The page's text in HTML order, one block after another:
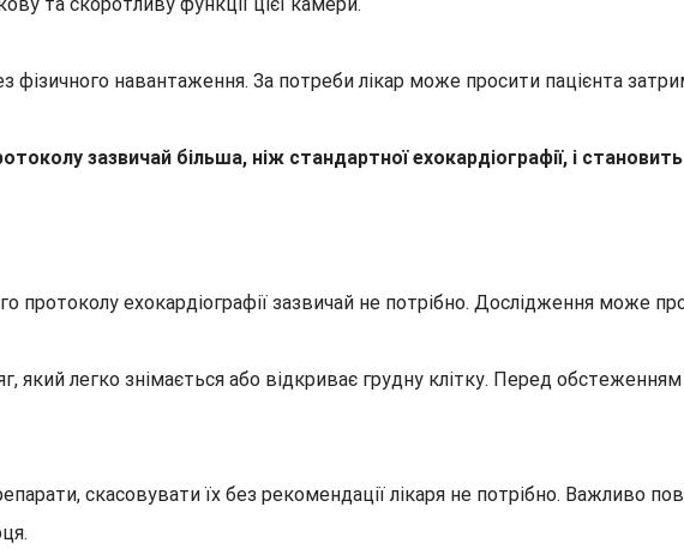
фізичного навантаження. За потреби лікар може просити пацієнта
зазвичай більша, ніж стандартної ехокардіографії, і
протоколу ехокардіографії зазвичай не потрібно. Дослідження може
який легко знімається або відкриває грудну клітку. Перед
скасовувати їх без рекомендації лікаря не потрібно. Важливо